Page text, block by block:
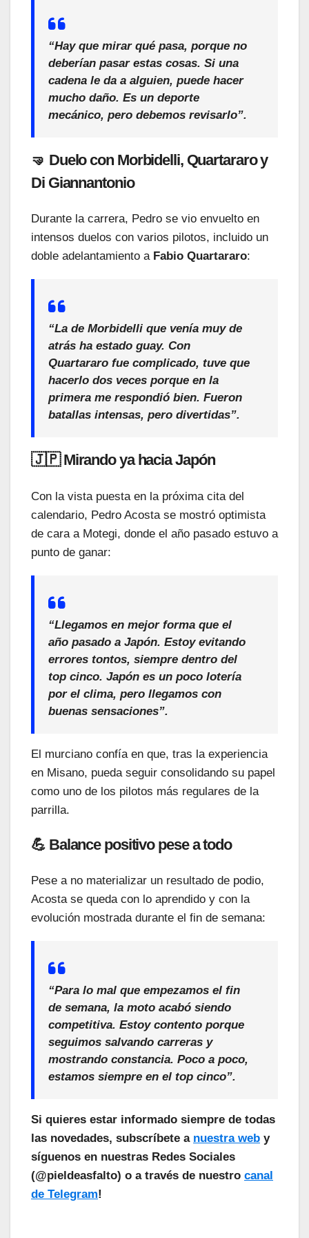
“Hay que mirar qué pasa, porque no
deberían pasar estas cosas. Si una
cadena le da a alguien, puede hacer
mucho daño. Es un deporte
mecánico, pero debemos revisarlo”.
🤜 Duelo con Morbidelli, Quartararo y
Di Giannantonio
Durante la carrera, Pedro se vio envuelto en
intensos duelos con varios pilotos, incluido un
doble adelantamiento a Fabio Quartararo:
“La de Morbidelli que venía muy de
atrás ha estado guay. Con
Quartararo fue complicado, tuve que
hacerlo dos veces porque en la
primera me respondió bien. Fueron
batallas intensas, pero divertidas”.
🇯🇵 Mirando ya hacia Japón
Con la vista puesta en la próxima cita del
calendario, Pedro Acosta se mostró optimista
de cara a Motegi, donde el año pasado estuvo a
punto de ganar:
“Llegamos en mejor forma que el
año pasado a Japón. Estoy evitando
errores tontos, siempre dentro del
top cinco. Japón es un poco lotería
por el clima, pero llegamos con
buenas sensaciones”.
El murciano confía en que, tras la experiencia
en Misano, pueda seguir consolidando su papel
como uno de los pilotos más regulares de la
parrilla.
💪 Balance positivo pese a todo
Pese a no materializar un resultado de podio,
Acosta se queda con lo aprendido y con la
evolución mostrada durante el fin de semana:
“Para lo mal que empezamos el fin
de semana, la moto acabó siendo
competitiva. Estoy contento porque
seguimos salvando carreras y
mostrando constancia. Poco a poco,
estamos siempre en el top cinco”.
Si quieres estar informado siempre de todas
las novedades, subscríbete a nuestra web y
síguenos en nuestras Redes Sociales
(@pieldeasfalto) o a través de nuestro canal
de Telegram!